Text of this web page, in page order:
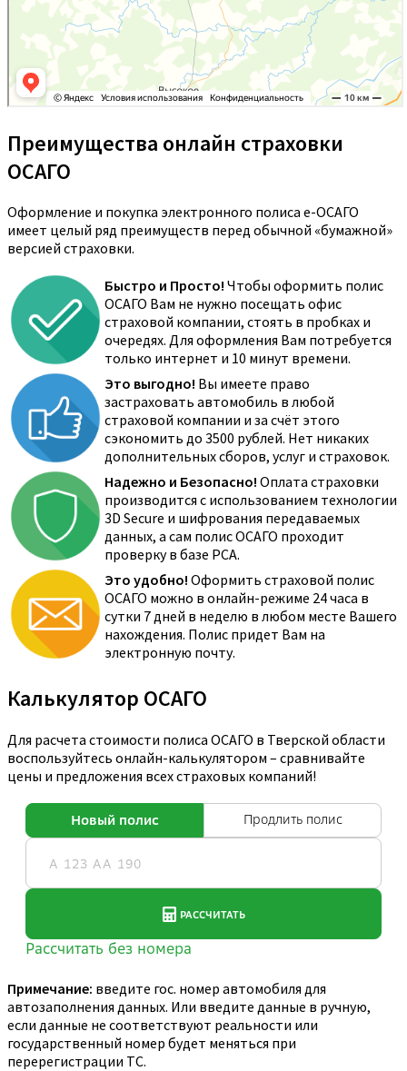
Преимущества онлайн страховки
ОСАГО
Оформление и покупка электронного полиса е-ОСАГО
имеет целый ряд преимуществ перед обычной «бумажной»
версией страховки.
Быстро и Просто! Чтобы оформить полис
ОСАГО Вам не нужно посещать офис
страховой компании, стоять в пробках и
очередях. Для оформления Вам потребуется
только интернет и 10 минут времени.
Это выгодно! Вы имеете право
застраховать автомобиль в любой
страховой компании и за счёт этого
сэкономить до 3500 рублей. Нет никаких
дополнительных сборов, услуг и страховок.
Надежно и Безопасно! Оплата страховки
производится с использованием технологии
3D Secure и шифрования передаваемых
данных, а сам полис ОСАГО проходит
проверку в базе РСА.
Это удобно! Оформить страховой полис
ОСАГО можно в онлайн-режиме 24 часа в
сутки 7 дней в неделю в любом месте Вашего
нахождения. Полис придет Вам на
электронную почту.
Калькулятор ОСАГО
Для расчета стоимости полиса ОСАГО в Тверской области
воспользуйтесь онлайн-калькулятором – сравнивайте
цены и предложения всех страховых компаний!
Примечание: введите гос. номер автомобиля для
автозаполнения данных. Или введите данные в ручную,
если данные не соответствуют реальности или
государственный номер будет меняться при
перерегистрации ТС.